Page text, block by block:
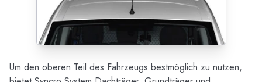
Um den oberen Teil des Fahrzeugs bestmöglich zu nutzen,